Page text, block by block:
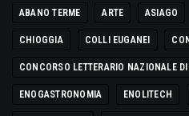
ABANO TERME ARTE ASIAGO
CHIOGGIA COLLI EUGANEI
CONCORSO LETTERARIO NAZIONALE
ENOGASTRONOMIA ENOLITECH